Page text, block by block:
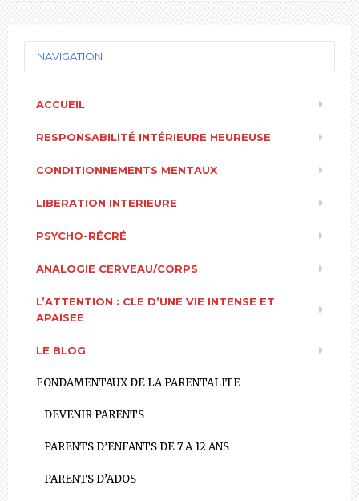
NAVIGATION
ACCUEIL
RESPONSABILITÉ INTÉRIEURE HEUREUSE
CONDITIONNEMENTS MENTAUX
LIBERATION INTERIEURE
PSYCHO-RÉCRÉ
ANALOGIE CERVEAU/CORPS
L’ATTENTION : CLE D’UNE VIE INTENSE ET
APAISEE
LE BLOG
FONDAMENTAUX DE LA PARENTALITE
DEVENIR PARENTS
PARENTS D’ENFANTS DE 7 A 12 ANS
PARENTS D’ADOS